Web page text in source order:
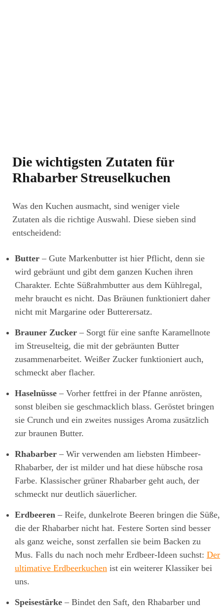
Die wichtigsten Zutaten für
Rhabarber Streuselkuchen
Was den Kuchen ausmacht, sind weniger viele
Zutaten als die richtige Auswahl. Diese sieben sind
entscheidend:
Butter – Gute Markenbutter ist hier Pflicht, denn sie
wird gebräunt und gibt dem ganzen Kuchen ihren
Charakter. Echte Süßrahmbutter aus dem Kühlregal,
mehr braucht es nicht. Das Bräunen funktioniert daher
nicht mit Margarine oder Butterersatz.
Brauner Zucker – Sorgt für eine sanfte Karamellnote
im Streuselteig, die mit der gebräunten Butter
zusammenarbeitet. Weißer Zucker funktioniert auch,
schmeckt aber flacher.
Haselnüsse – Vorher fettfrei in der Pfanne anrösten,
sonst bleiben sie geschmacklich blass. Geröstet bringen
sie Crunch und ein zweites nussiges Aroma zusätzlich
zur braunen Butter.
Rhabarber – Wir verwenden am liebsten Himbeer-
Rhabarber, der ist milder und hat diese hübsche rosa
Farbe. Klassischer grüner Rhabarber geht auch, der
schmeckt nur deutlich säuerlicher.
Erdbeeren – Reife, dunkelrote Beeren bringen die Süße,
die der Rhabarber nicht hat. Festere Sorten sind besser
als ganz weiche, sonst zerfallen sie beim Backen zu
Mus. Falls du nach noch mehr Erdbeer-Ideen suchst: Der
ultimative Erdbeerkuchen ist ein weiterer Klassiker bei
uns.
Speisestärke – Bindet den Saft, den Rhabarber und